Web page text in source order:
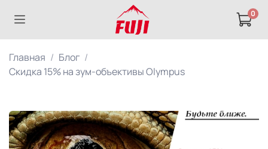
0
Главная
Блог
Скидка 15% на зум-объективы Olympus